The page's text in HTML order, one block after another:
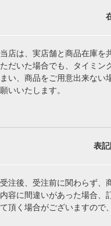
当店は、実店舗と商品在庫を
ただいた場合でも、タイミン
まい、商品をご用意出来ない
願いいたします。
表
受注後、受注前に関わらず、
内容に間違いがあった場合、
て頂く場合がございますので